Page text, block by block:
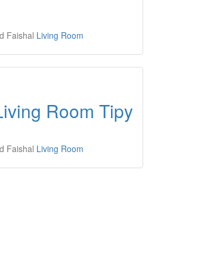
Faishal Living Room
Room Tipy
Faishal Living Room